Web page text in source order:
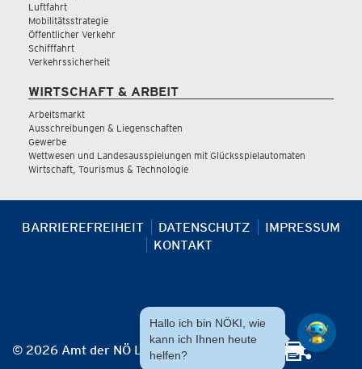
Luftfahrt
Mobilitätsstrategie
Öffentlicher Verkehr
Schifffahrt
Verkehrssicherheit
WIRTSCHAFT & ARBEIT
Arbeitsmarkt
Ausschreibungen & Liegenschaften
Gewerbe
Wettwesen und Landesausspielungen mit Glücksspielautomaten
Wirtschaft, Tourismus & Technologie
BARRIEREFREIHEIT DATENSCHUTZ
IMPRESSUM
KONTAKT
© 2026 Amt der NÖ Landesregierung
Hallo ich bin NÖKI, wie
kann ich Ihnen heute
helfen?